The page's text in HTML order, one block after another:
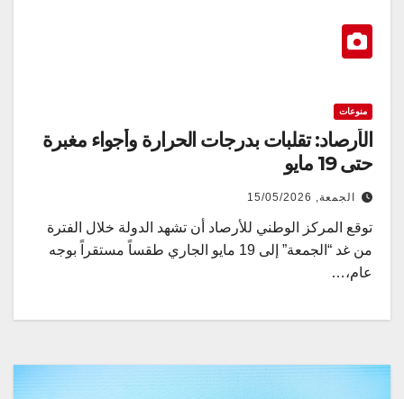
منوعات
الأرصاد: تقلبات بدرجات الحرارة وأجواء مغبرة
حتى 19 مايو
الجمعة, 15/05/2026
توقع المركز الوطني للأرصاد أن تشهد الدولة خلال الفترة
من غد “الجمعة” إلى 19 مايو الجاري طقساً مستقراً بوجه
عام،…